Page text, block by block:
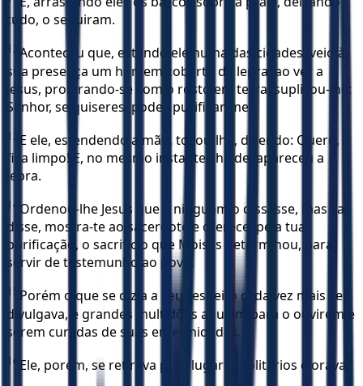
tudo, o seguiram.
12 Aconteceu que, estando ele numa das cidades, veio à
sua presença um homem coberto de lepra; ao ver a
Jesus, prostrando-se com o rosto em terra, suplicou-lhe:
Senhor, se quiseres, podes purificar-me.
13 E ele, estendendo a mão, tocou-lhe, dizendo: Quero,
fica limpo! E, no mesmo instante, lhe desapareceu a
lepra.
14 Ordenou-lhe Jesus que a ninguém o dissesse, mas vai,
disse, mostra-te ao sacerdote e oferece, pela tua
purificação, o sacrifício que Moisés determinou, para
servir de testemunho ao povo.
15 Porém o que se dizia a seu respeito cada vez mais se
divulgava, e grandes multidões afluíam para o ouvirem e
serem curadas de suas enfermidades.
16 Ele, porém, se retirava para lugares solitários e orava.